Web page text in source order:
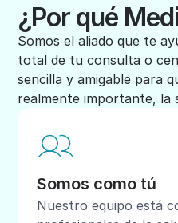
¿Por qué
Somos el aliado que te
total de tu consulta o
sencilla y amigable para
realmente importante, la
Somos como tú
Nuestro equipo está